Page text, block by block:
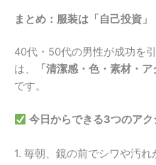
まとめ：服装は「自己投資
40代・50代の男性が成功を
は、
「清潔感・色・素材・ア
です。
今日からできる3つのアク
1. 毎朝、鏡の前でシワや汚れ